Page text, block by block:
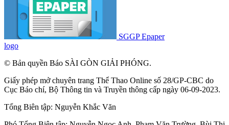
SGGP Epaper
logo
© Bản quyền Báo SÀI GÒN GIẢI PHÓNG.
Giấy phép mở chuyên trang Thể Thao Online số 28/GP-CBC do
Cục Báo chí, Bộ Thông tin và Truyền thông cấp ngày 06-09-2023.
Tổng Biên tập: Nguyễn Khắc Văn